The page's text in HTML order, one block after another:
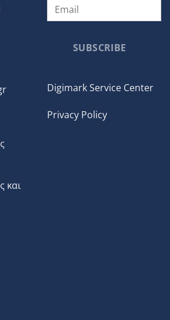
και
SUBSCRIBE
Digimark Service Center
Privacy Policy